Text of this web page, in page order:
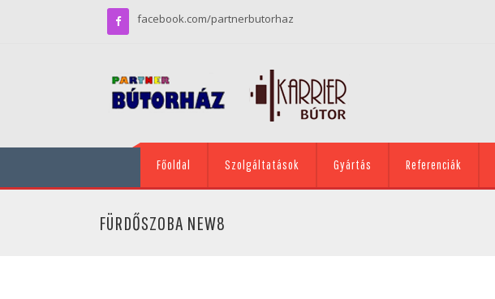
facebook.com/partnerbutorhaz
Főoldal Szolgáltatások Gyártás Referenciák
FÜRDŐSZOBA NEW8